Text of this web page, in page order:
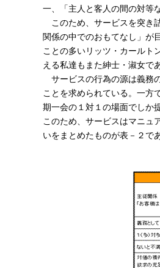
一、「主人と客人の間の対等
このため、サービスを突き
関係の中でのおもてなし」が
ことの多いリッツ・カール
える私達もまた紳士・淑女で
サービスの行為の源は義務
ことを求められている。一方
期一会の１対１の場面でしか
このため、サービスはマニュ
いをまとめたものが表－２で